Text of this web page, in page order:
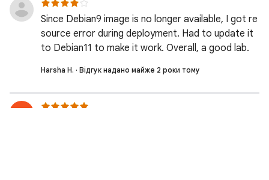
Since Debian9 image is no longer available, I got re
source error during deployment. Had to update it
to Debian11 to make it work. Overall, a good lab.
Harsha H. · Відгук надано майже 2 роки тому